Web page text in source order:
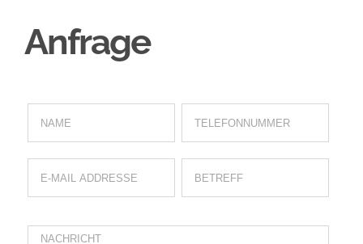
Anfrage